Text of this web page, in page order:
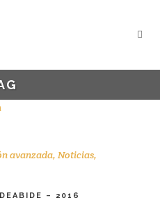
avanzada, Noticias,
– 2016